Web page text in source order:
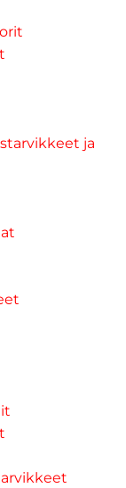
ja